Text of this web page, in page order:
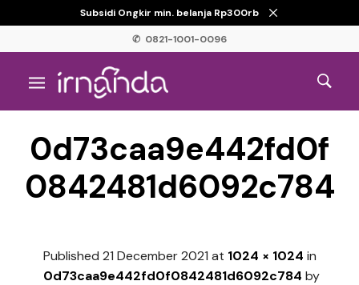
Subsidi Ongkir min. belanja Rp300rb
✆ 0821-1001-0096
0d73caa9e442fd0f
0842481d6092c784
Published 21 December 2021 at 1024 × 1024 in
0d73caa9e442fd0f0842481d6092c784 by